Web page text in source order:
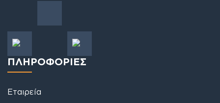
ΠΛΗΡΟΦΟΡΙΕΣ
Εταιρεία
Συνεργείο